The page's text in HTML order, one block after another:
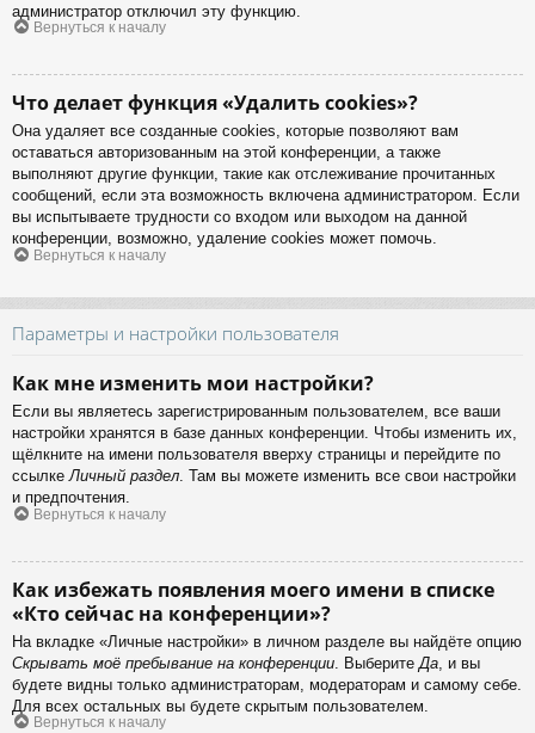
администратор отключил эту функцию.
Вернуться к началу
Что делает функция «Удалить cookies»?
Она удаляет все созданные cookies, которые позволяют вам
оставаться авторизованным на этой конференции, а также
выполняют другие функции, такие как отслеживание прочитанных
сообщений, если эта возможность включена администратором. Если
вы испытываете трудности со входом или выходом на данной
конференции, возможно, удаление cookies может помочь.
Вернуться к началу
Параметры и настройки пользователя
Как мне изменить мои настройки?
Если вы являетесь зарегистрированным пользователем, все ваши
настройки хранятся в базе данных конференции. Чтобы изменить их,
щёлкните на имени пользователя вверху страницы и перейдите по
ссылкеЛичный раздел. Там вы можете изменить все свои настройки
и предпочтения.
Вернуться к началу
Как избежать появления моего имени в списке
«Кто сейчас на конференции»?
На вкладке «Личные настройки» в личном разделе вы найдёте опцию
Скрывать моё пребывание на конференции . Выберите Да , и вы
будете видны только администраторам, модераторам и самому себе.
Для всех остальных вы будете скрытым пользователем.
Вернуться к началу